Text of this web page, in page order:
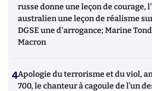
russe donne une leçon de courage,
australien une leçon de réalisme
DGSE une d'arrogance; Marine
Macron
4Apologie du terrorisme et du viol,
700, le chanteur à cagoule de l’un